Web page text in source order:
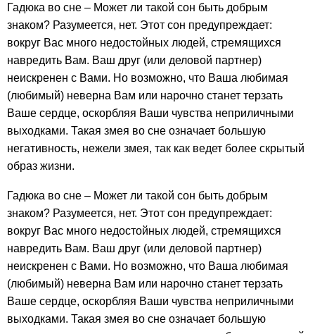
Гадюка во сне – Может ли такой сон быть добрым
знаком? Разумеется, нет. Этот сон предупреждает:
вокруг Вас много недостойных людей, стремящихся
навредить Вам. Ваш друг (или деловой партнер)
неискренен с Вами. Но возможно, что Ваша любимая
(любимый) неверна Вам или нарочно станет терзать
Ваше сердце, оскорбляя Ваши чувства неприличными
выходками. Такая змея во сне означает большую
негативность, нежели змея, так как ведет более скрытый
образ жизни.
Гадюка во сне – Может ли такой сон быть добрым
знаком? Разумеется, нет. Этот сон предупреждает:
вокруг Вас много недостойных людей, стремящихся
навредить Вам. Ваш друг (или деловой партнер)
неискренен с Вами. Но возможно, что Ваша любимая
(любимый) неверна Вам или нарочно станет терзать
Ваше сердце, оскорбляя Ваши чувства неприличными
выходками. Такая змея во сне означает большую